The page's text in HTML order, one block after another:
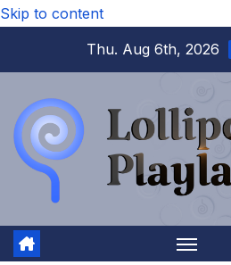
Skip to content
Thu. Aug 6th, 2026